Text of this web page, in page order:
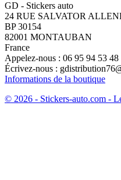
GD - Stickers auto
24 RUE SALVATOR
BP 30154
82001 MONTAUBAN
France
Appelez-nous : 06 95 94 53 48
Écrivez-nous :
Informations de la boutique
© 2026 - Stickers-auto.com -